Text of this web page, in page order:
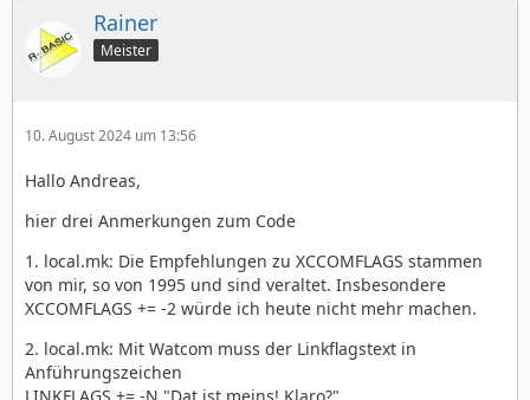
Rainer
Meister
10. August 2024 um 13:56
Hallo Andreas,
hier drei Anmerkungen zum Code
1. local.mk: Die Empfehlungen zu XCCOMFLAGS stammen
von mir, so von 1995 und sind veraltet. Insbesondere
XCCOMFLAGS += -2 würde ich heute nicht mehr machen.
2. local.mk: Mit Watcom muss der Linkflagstext in
Anführungszeichen